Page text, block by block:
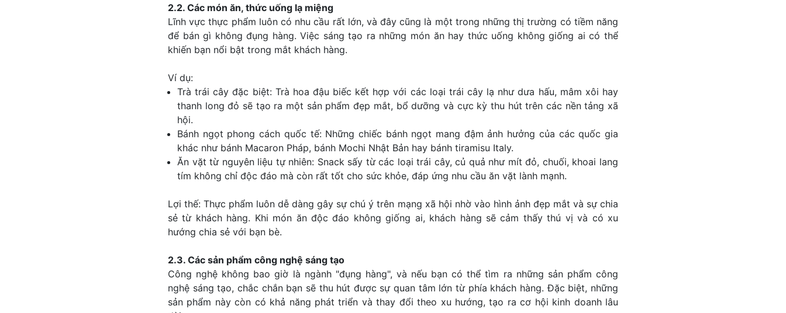
2.2. Các món ăn, thức uống lạ miệng
Lĩnh vực thực phẩm luôn có nhu cầu rất lớn, và đây cũng là một trong những thị trường có tiềm năng
để bán gì không đụng hàng. Việc sáng tạo ra những món ăn hay thức uống không giống ai có thể
khiến bạn nổi bật trong mắt khách hàng.
Ví dụ:
Trà trái cây đặc biệt: Trà hoa đậu biếc kết hợp với các loại trái cây lạ như dưa hấu, mâm xôi hay
thanh long đỏ sẽ tạo ra một sản phẩm đẹp mắt, bổ dưỡng và cực kỳ thu hút trên các nền tảng xã
hội.
Bánh ngọt phong cách quốc tế: Những chiếc bánh ngọt mang đậm ảnh hưởng của các quốc gia
khác như bánh Macaron Pháp, bánh Mochi Nhật Bản hay bánh tiramisu Italy.
Ăn vặt từ nguyên liệu tự nhiên: Snack sấy từ các loại trái cây, củ quả như mít đỏ, chuối, khoai lang
tím không chỉ độc đáo mà còn rất tốt cho sức khỏe, đáp ứng nhu cầu ăn vặt lành mạnh.
Lợi thế: Thực phẩm luôn dễ dàng gây sự chú ý trên mạng xã hội nhờ vào hình ảnh đẹp mắt và sự chia
sẻ từ khách hàng. Khi món ăn độc đáo không giống ai, khách hàng sẽ cảm thấy thú vị và có xu
hướng chia sẻ với bạn bè.
2.3. Các sản phẩm công nghệ sáng tạo
Công nghệ không bao giờ là ngành "đụng hàng", và nếu bạn có thể tìm ra những sản phẩm công
nghệ sáng tạo, chắc chắn bạn sẽ thu hút được sự quan tâm lớn từ phía khách hàng. Đặc biệt, những
sản phẩm này còn có khả năng phát triển và thay đổi theo xu hướng, tạo ra cơ hội kinh doanh lâu